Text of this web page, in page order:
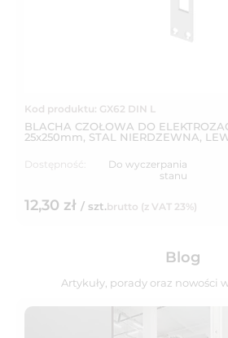
Kod produktu: GX62 DIN L
BLACHA CZOŁOWA DO
25x250mm, STAL NIERDZEWNA,
Dostępność:
Do wyczerpania
stanu
12,30 zł / szt.brutto (z VAT 23%)
Blog
Artykuły, porady oraz nowości